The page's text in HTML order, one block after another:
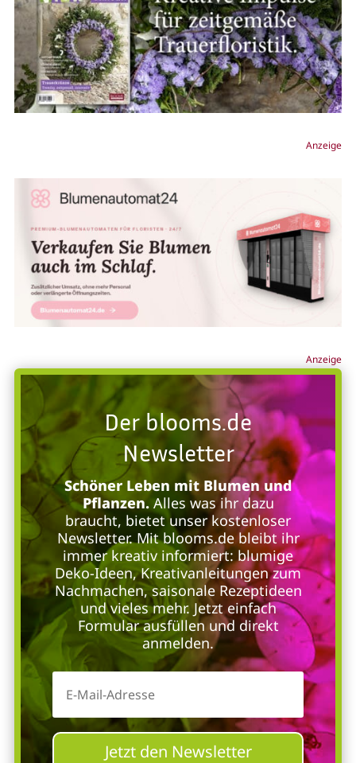
Anzeige
Anzeige
Der blooms.de
Newsletter
Schöner Leben mit Blumen und
Pflanzen.Alles was ihr dazu
braucht, bietet unser kostenloser
Newsletter. Mit blooms.de bleibt ihr
immer kreativ informiert: blumige
Deko-Ideen, Kreativanleitungen zum
Nachmachen, saisonale Rezeptideen
und vieles mehr. Jetzt einfach
Formular ausfüllen und direkt
anmelden.
Jetzt den Newsletter